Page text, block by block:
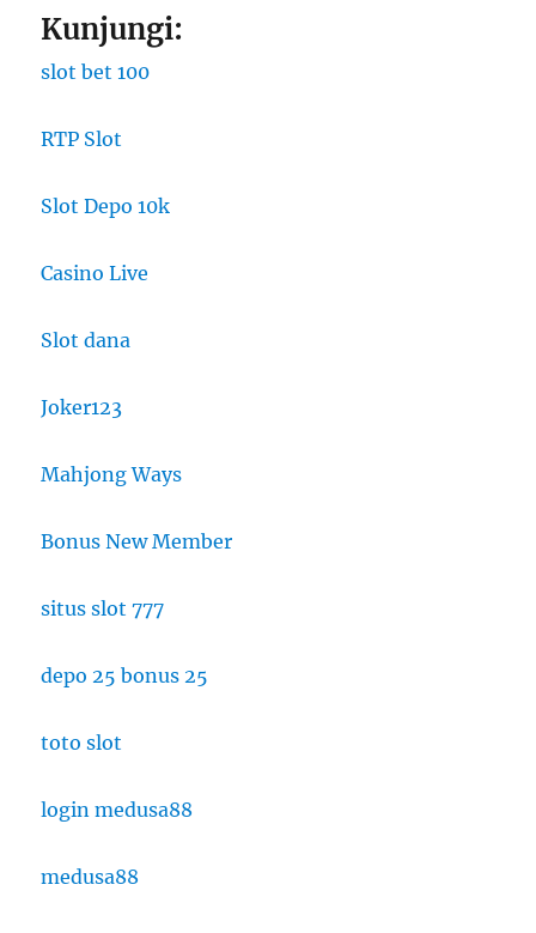
Kunjungi:
slot bet 100
RTP Slot
Slot Depo 10k
Casino Live
Slot dana
Joker123
Mahjong Ways
Bonus New Member
situs slot 777
depo 25 bonus 25
toto slot
login medusa88
medusa88